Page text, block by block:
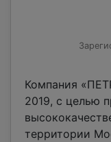
Компания
2019, с целью
территории